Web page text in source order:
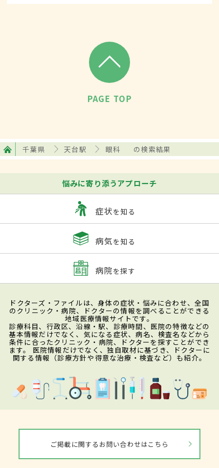
PAGE TOP
千葉県 天台駅 眼科 の検索結果
悩みに寄り添うアプローチ
症状を知る
病気を知る
病院を探す
ドクターズ・ファイルは、身体の症状・悩みに合わせ、全国
のクリニック・病院、ドクターの情報を調べることができる
地域医療情報サイトです。
診療科目、行政区、沿線・駅、診療時間、医院の特徴などの
基本情報だけでなく、気になる症状、病名、検査名などから
条件に合ったクリニック・病院、ドクターを探すことができ
ます。 医院情報だけでなく、独自取材に基づき、ドクターに
関する情報（診療方針や得意な治療・検査など）も紹介。
ご掲載に関するお問い合わせはこちら